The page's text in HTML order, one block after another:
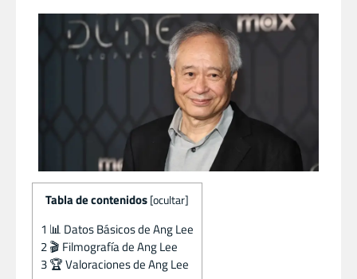
Tabla de contenidos [ocultar]
1 📊 Datos Básicos de Ang Lee
2🎬 Filmografía de Ang Lee
3🏆 Valoraciones de Ang Lee